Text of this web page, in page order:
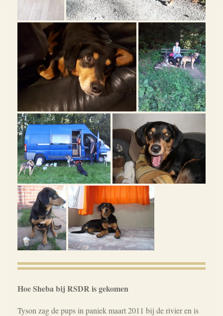
Hoe Sheba bij RSDR is gekomen
Tyson zag de pups in paniek maart 2011 bij de rivier en is